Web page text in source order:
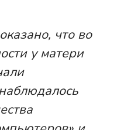
что во
у матери